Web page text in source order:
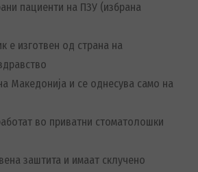
пациенти на ПЗУ (избрана
е изготвен од страна на
Македонија и се однесува само на
во приватни стоматолошки
заштита и имаат склучено